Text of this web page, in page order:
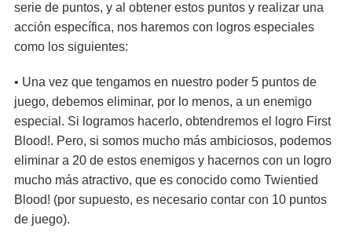
serie de puntos, y al obtener estos puntos y realizar una
acción específica, nos haremos con logros especiales
como los siguientes:
• Una vez que tengamos en nuestro poder 5 puntos de
juego, debemos eliminar, por lo menos, a un enemigo
especial. Si logramos hacerlo, obtendremos el logro First
Blood!. Pero, si somos mucho más ambiciosos, podemos
eliminar a 20 de estos enemigos y hacernos con un logro
mucho más atractivo, que es conocido como Twientied
Blood! (por supuesto, es necesario contar con 10 puntos
de juego).